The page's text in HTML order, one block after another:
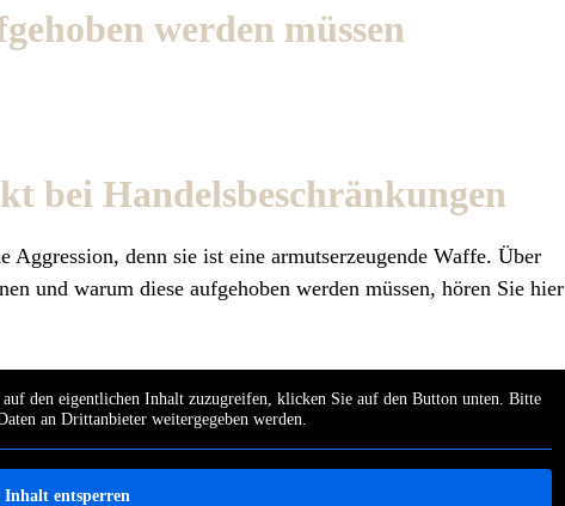
werden müssen
bei Handelsbeschränkungen
denn sie ist eine armutserzeugende Waffe. Über
und warum diese aufgehoben werden müssen, hören Sie hier
auf den eigentlichen Inhalt zuzugreifen, klicken Sie auf den Button unten. Bitte
an Drittanbieter weitergegeben werden.
Inhalt entsperren